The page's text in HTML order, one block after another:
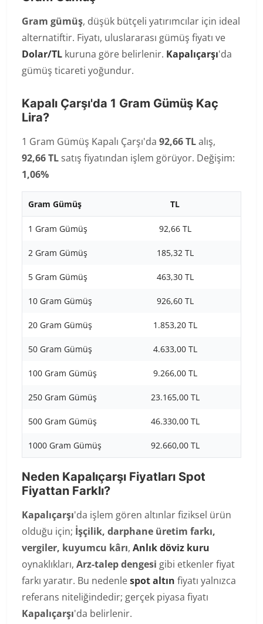
Gram gümüş, düşük bütçeli yatırımcılar için ideal
alternatiftir. Fiyatı, uluslararası gümüş fiyatı ve
Dolar/TL kuruna göre belirlenir. Kapalıçarşı'da
gümüş ticareti yoğundur.
Kapalı Çarşı'da 1 Gram Gümüş Kaç
Lira?
1 Gram Gümüş Kapalı Çarşı'da 92,66 TLalış,
92,66 TL satış fiyatından işlem görüyor. Değişim:
1,06%
Gram Gümüş TL
1 Gram Gümüş 92,66 TL
2 Gram Gümüş 185,32 TL
5 Gram Gümüş 463,30 TL
10 Gram Gümüş 926,60 TL
20 Gram Gümüş 1.853,20 TL
50 Gram Gümüş 4.633,00 TL
100 Gram Gümüş 9.266,00 TL
250 Gram Gümüş 23.165,00 TL
500 Gram Gümüş 46.330,00 TL
1000 Gram Gümüş 92.660,00 TL
Neden Kapalıçarşı Fiyatları Spot
Fiyattan Farklı?
Kapalıçarşı'da işlem gören altınlar fiziksel ürün
olduğu için; İşçilik, darphane üretim farkı,
vergiler, kuyumcu kârı, Anlık döviz kuru
oynaklıkları, Arz-talep dengesi gibi etkenler fiyat
farkı yaratır. Bu nedenlespot altın fiyatı yalnızca
referans niteliğindedir; gerçek piyasa fiyatı
Kapalıçarşı'da belirlenir.